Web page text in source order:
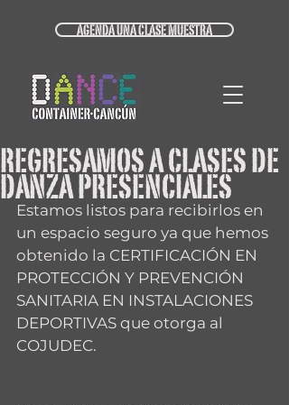
AGENDA UNA CLASE MUESTRA
REGRESAMOS A CLASES DE
DANZA PRESENCIALES
Estamos listos para recibirlos en
un espacio seguro ya que hemos
obtenido la CERTIFICACIÓN EN
PROTECCIÓN Y PREVENCIÓN
SANITARIA EN INSTALACIONES
DEPORTIVAS que otorga al
COJUDEC.